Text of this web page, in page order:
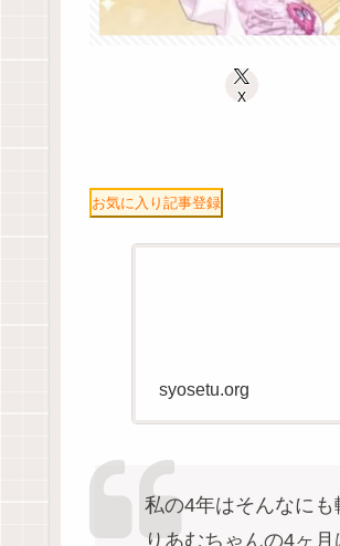
X
お気に入り記事登録
syosetu.org
私の4年はそんなにも
りあむちゃんの4ヶ月